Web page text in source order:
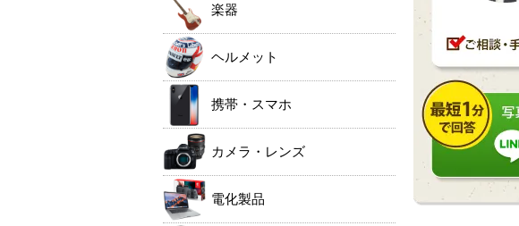
楽器
ヘルメット
携帯・スマホ
カメラ・レンズ
電化製品